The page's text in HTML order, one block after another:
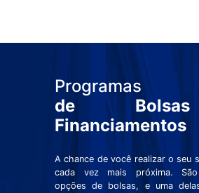
Programas
de
Financiamentos
A chance de você realizar o seu
cada vez mais próxima.
opções de bolsas, e uma